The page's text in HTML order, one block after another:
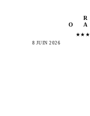
R
O
A
★★ ★
8 JUIN 2026